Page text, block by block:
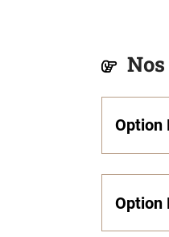
Option
Option